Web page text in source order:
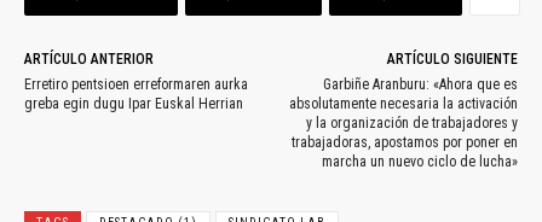
ARTÍCULO ANTERIOR
Erretiro pentsioen erreformaren aurka
greba egin dugu Ipar Euskal Herrian
ARTÍCULO SIGUIENTE
Garbiñe Aranburu: «Ahora que es
absolutamente necesaria la activación
y la organización de trabajadores y
trabajadoras, apostamos por poner en
marcha un nuevo ciclo de lucha»